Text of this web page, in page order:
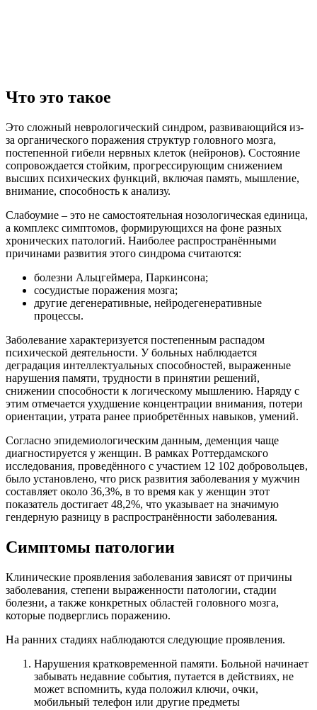
Что это такое
Это сложный неврологический синдром, развивающийся из-
за органического поражения структур головного мозга,
постепенной гибели нервных клеток (нейронов). Состояние
сопровождается стойким, прогрессирующим снижением
высших психических функций, включая память, мышление,
внимание, способность к анализу.
Слабоумие – это не самостоятельная нозологическая единица,
а комплекс симптомов, формирующихся на фоне разных
хронических патологий. Наиболее распространёнными
причинами развития этого синдрома считаются:
болезни Альцгеймера, Паркинсона;
сосудистые поражения мозга;
другие дегенеративные, нейродегенеративные
процессы.
Заболевание характеризуется постепенным распадом
психической деятельности. У больных наблюдается
деградация интеллектуальных способностей, выраженные
нарушения памяти, трудности в принятии решений,
снижении способности к логическому мышлению. Наряду с
этим отмечается ухудшение концентрации внимания, потери
ориентации, утрата ранее приобретённых навыков, умений.
Согласно эпидемиологическим данным, деменция чаще
диагностируется у женщин. В рамках Роттердамского
исследования, проведённого с участием 12 102 добровольцев,
было установлено, что риск развития заболевания у мужчин
составляет около 36,3%, в то время как у женщин этот
показатель достигает 48,2%, что указывает на значимую
гендерную разницу в распространённости заболевания.
Симптомы патологии
Клинические проявления заболевания зависят от причины
заболевания, степени выраженности патологии, стадии
болезни, а также конкретных областей головного мозга,
которые подверглись поражению.
На ранних стадиях наблюдаются следующие проявления.
Нарушения кратковременной памяти. Больной начинает
забывать недавние события, путается в действиях, не
может вспомнить, куда положил ключи, очки,
мобильный телефон или другие предметы